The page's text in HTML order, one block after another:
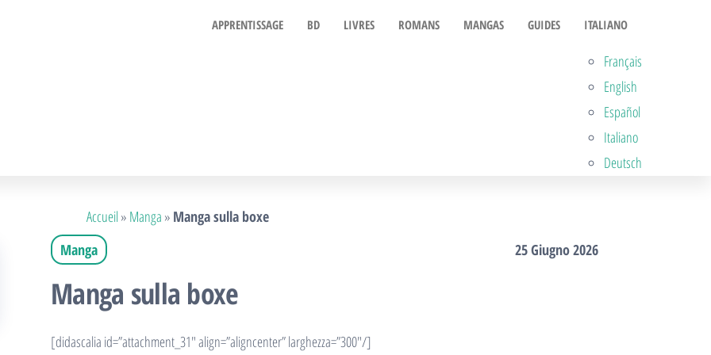
APPRENTISSAGE BD LIVRES ROMANS MANGAS GUIDES ITALIANO
Français
English
Español
Italiano
Deutsch
Accueil» Manga » Manga sulla boxe
Manga
25 Giugno 2026
Manga sulla boxe
[didascalia id=”attachment_31″ align=”aligncenter” larghezza=”300″/]